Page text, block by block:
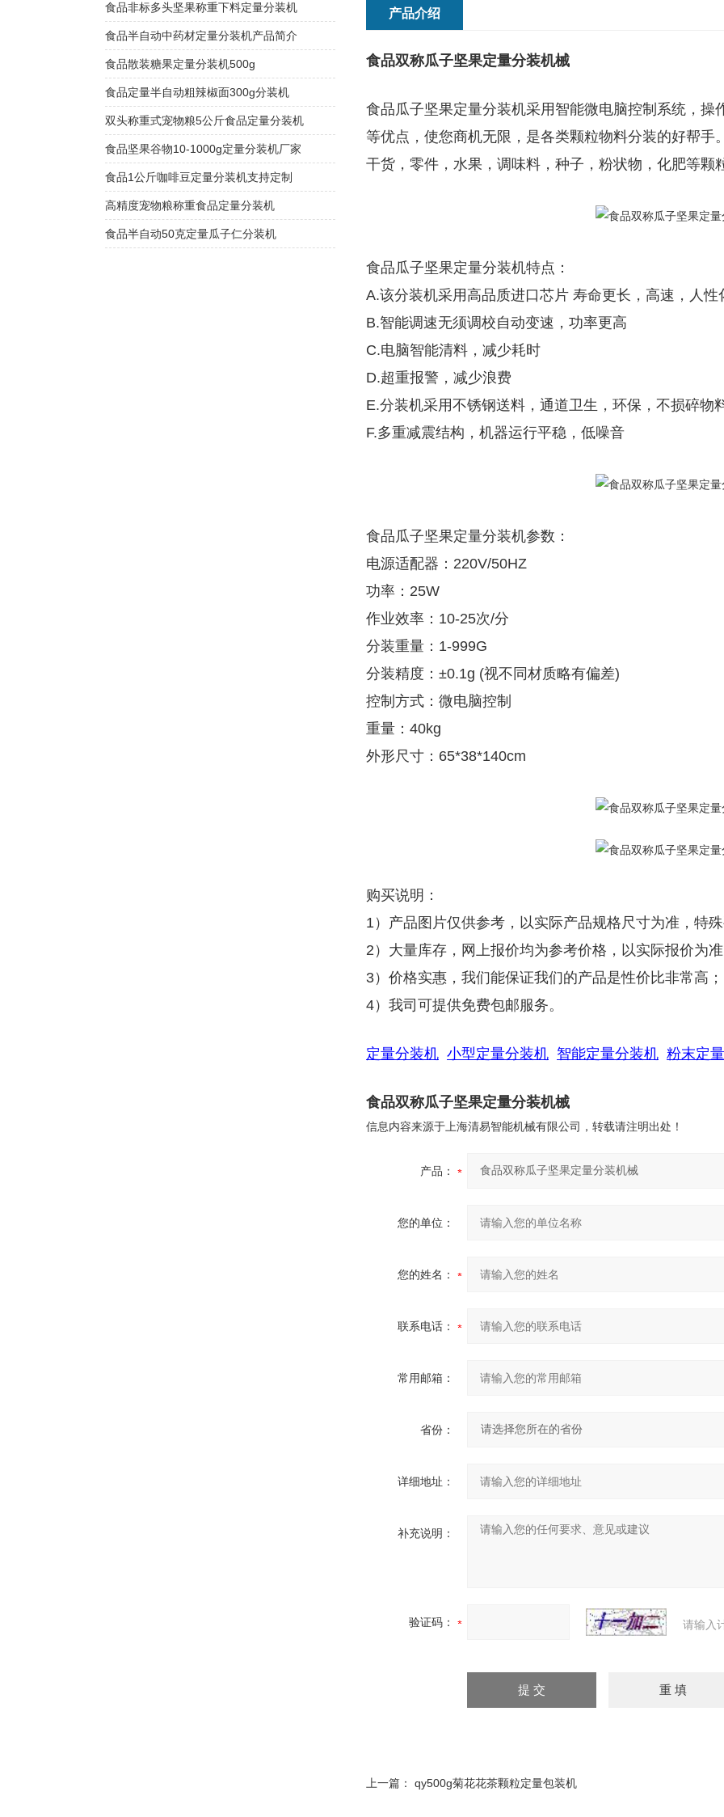
产品介绍
食品双称瓜子坚果定量分装机械
食品瓜子坚果定量分装机采用智能微电脑控制系统，操
等优点，使您商机无限，是各类颗粒物料分装的好帮
干货，零件，水果，调味料，种子，粉状物，化肥等颗
食品瓜子坚果定量分装机特点：
A.该分装机采用高品质进口芯片 寿命更长，高速，人性
B.智能调速无须调校自动变速，功率更高
C.电脑智能清料，减少耗时
D.超重报警，减少浪费
E.分装机采用不锈钢送料，通道卫生，环保，不损碎物
F.多重减震结构，机器运行平稳，低噪音
食品瓜子坚果定量分装机参数：
电源适配器：220V/50HZ
功率：25W
作业效率：10-25次/分
分装重量：1-999G
分装精度：±0.1g (视不同材质略有偏差)
控制方式：微电脑控制
重量：40kg
外形尺寸：65*38*140cm
购买说明：
1）产品图片仅供参考，以实际产品规格尺寸为准，特
2）大量库存，网上报价均为参考价格，以实际报价为
3）价格实惠，我们能保证我们的产品是性价比非常高；
4）我司可提供免费包邮服务。
定量分装机 小型定量分装机 智能定量分装机 粉末定
食品双称瓜子坚果定量分装机械
信息内容来源于上海清易智能机械有限公司，转载请注明出处！
产品：
您的单位：
您的姓名：
联系电话：
常用邮箱：
省份：
详细地址：
补充说明：
验证码： 请输入
上一篇： qy500g菊花花茶颗粒定量包装机
食品非标多头坚果称重下料定量分装机
食品半自动中药材定量分装机产品简介
食品散装糖果定量分装机500g
食品定量半自动粗辣椒面300g分装机
双头称重式宠物粮5公斤食品定量分装机
食品坚果谷物10-1000g定量分装机厂家
食品1公斤咖啡豆定量分装机支持定制
高精度宠物粮称重食品定量分装机
食品半自动50克定量瓜子仁分装机